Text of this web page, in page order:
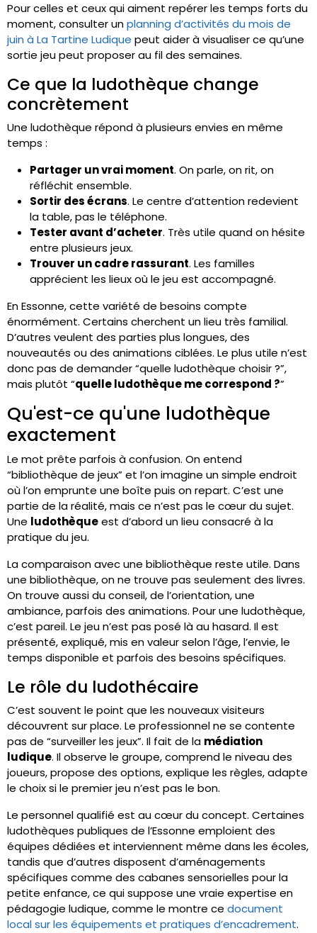
Pour celles et ceux qui aiment repérer les temps forts du
moment, consulter unplanning d’activités du mois de
juin à La Tartine Ludique peut aider à visualiser ce qu’une
sortie jeu peut proposer au fil des semaines.
Ce que la ludothèque change
concrètement
Une ludothèque répond à plusieurs envies en même
temps :
Partager un vrai moment. On parle, on rit, on
réfléchit ensemble.
Sortir des écrans. Le centre d’attention redevient
la table, pas le téléphone.
Tester avant d’acheter. Très utile quand on hésite
entre plusieurs jeux.
Trouver un cadre rassurant. Les familles
apprécient les lieux où le jeu est accompagné.
En Essonne, cette variété de besoins compte
énormément. Certains cherchent un lieu très familial.
D’autres veulent des parties plus longues, des
nouveautés ou des animations ciblées. Le plus utile n’est
donc pas de demander “quelle ludothèque choisir ?”,
mais plutôt “quelle ludothèque me correspond ?”
Qu'est-ce qu'une ludothèque
exactement
Le mot prête parfois à confusion. On entend
“bibliothèque de jeux” et l’on imagine un simple endroit
où l’on emprunte une boîte puis on repart. C’est une
partie de la réalité, mais ce n’est pas le cœur du sujet.
Une ludothèqueest d’abord un lieu consacré à la
pratique du jeu.
La comparaison avec une bibliothèque reste utile. Dans
une bibliothèque, on ne trouve pas seulement des livres.
On trouve aussi du conseil, de l’orientation, une
ambiance, parfois des animations. Pour une ludothèque,
c’est pareil. Le jeu n’est pas posé là au hasard. Il est
présenté, expliqué, mis en valeur selon l’âge, l’envie, le
temps disponible et parfois des besoins spécifiques.
Le rôle du ludothécaire
C’est souvent le point que les nouveaux visiteurs
découvrent sur place. Le professionnel ne se contente
pas de “surveiller les jeux”. Il fait de la médiation
ludique. Il observe le groupe, comprend le niveau des
joueurs, propose des options, explique les règles, adapte
le choix si le premier jeu n’est pas le bon.
Le personnel qualifié est au cœur du concept. Certaines
ludothèques publiques de l’Essonne emploient des
équipes dédiées et interviennent même dans les écoles,
tandis que d’autres disposent d’aménagements
spécifiques comme des cabanes sensorielles pour la
petite enfance, ce qui suppose une vraie expertise en
pédagogie ludique, comme le montre ce document
local sur les équipements et pratiques d’encadrement.